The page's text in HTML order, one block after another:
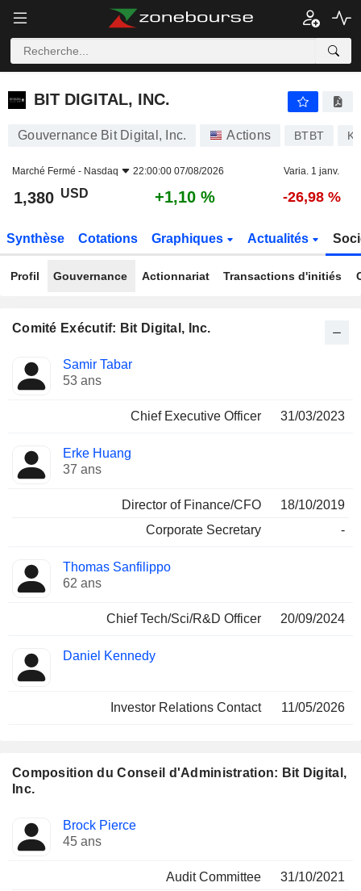
BIT DIGITAL, INC.
BIT DIGITAL, INC.
Gouvernance Bit Digital, Inc. Actions BTBT
Marché Fermé - Nasdaq 22:00:00 07/08/2026 Varia. 1 janv.
1,380 USD +1,10 % -26,98 %
Synthèse Cotations Graphiques Actualités
Profil Gouvernance Actionnariat Transactions d'initiés
Comité Exécutif: Bit Digital, Inc.
Dirigeant
Fonctions
occupées
Samir Tabar
53 ans
Chief Executive Officer 31/03/2023
Erke Huang
37 ans
Director of Finance/CFO
18/10/2019
Corporate Secretary
-
Thomas Sanfilippo
62 ans
Chief Tech/Sci/R&D Officer 20/09/2024
Daniel Kennedy
Investor Relations Contact 11/05/2026
Composition du Conseil d'Administration: Bit Digital,
Inc.
Administrateur Comités
Brock Pierce
45 ans
Audit Committee
31/10/2021